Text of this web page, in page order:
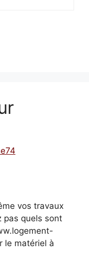
vos travaux
pas quels sont
le matériel à